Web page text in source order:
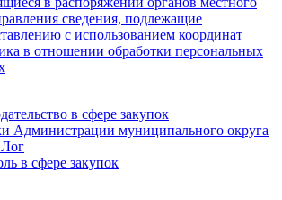
сведения, подлежащие
с использованием координат
в отношении обработки персональных
в сфере закупок
Администрации муниципального округа
в сфере закупок